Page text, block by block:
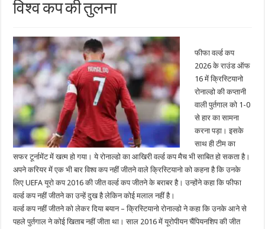
विश्व कप की तुलना
फीफा वर्ल्ड कप
2026 के राउंड ऑफ
16 में क्रिस्टियानो
रोनाल्डो की कप्तानी
वाली पुर्तगाल को 1-0
से हार का सामना
करना पड़ा। इसके
साथ ही टीम का
सफर टूर्नामेंट में खत्म हो गया। ये रोनाल्डो का आखिरी वर्ल्ड कप मैच भी साबित हो सकता है।
अपने करियर में एक भी बार विश्व कप नहीं जीतने वाले क्रिस्टियानो को कहना है कि उनके
लिए UEFA यूरो कप 2016 की जीत वर्ल्ड कप जीतने के बराबर है। उन्होंने कहा कि फीफा
वर्ल्ड कप नहीं जीतने का उन्हें दुख है लेकिन कोई मलाल नहीं है।
वर्ल्ड कप नहीं जीतने को लेकर दिया बयान – क्रिस्टियानो रोनाल्डो ने कहा कि उनके आने से
पहले पुर्तगाल ने कोई खिताब नहीं जीता था। साल 2016 में यूरोपीयन चैंपियनशिप की जीत